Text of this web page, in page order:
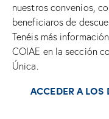
nuestros convenios,
beneficiaros de
Tenéis más
COIAE en la sección
Única.
ACCEDER A LOS